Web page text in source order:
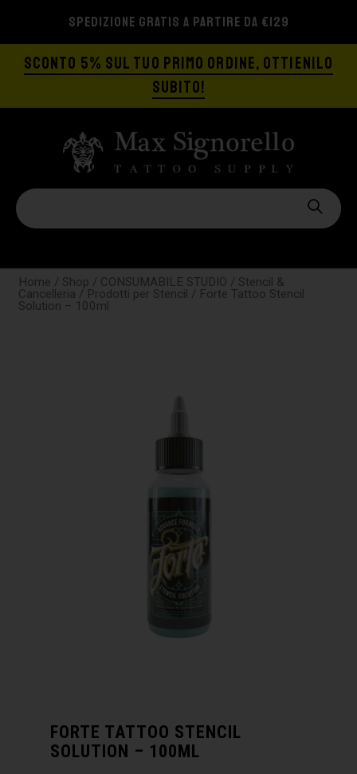
SPEDIZIONE GRATIS A PARTIRE DA €129
SCONTO 5% SUL TUO PRIMO ORDINE, OTTIENILO
SUBITO!
Home / Shop / CONSUMABILE STUDIO / Stencil &
Cancelleria / Prodotti per Stencil / Forte Tattoo Stencil
Solution – 100ml
FORTE TATTOO STENCIL
SOLUTION – 100ML